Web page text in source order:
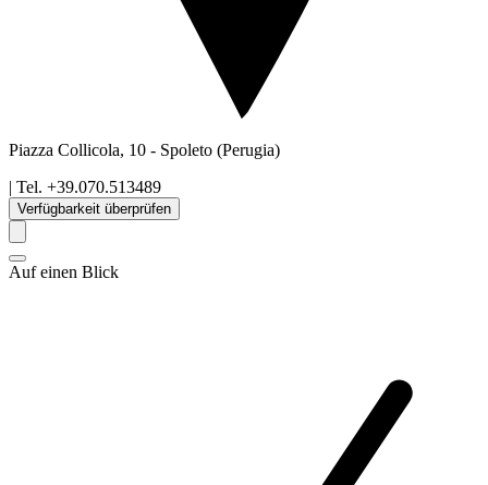
Piazza Collicola, 10 - Spoleto (Perugia)
| Tel. +39.070.513489
Verfügbarkeit überprüfen
Auf einen Blick